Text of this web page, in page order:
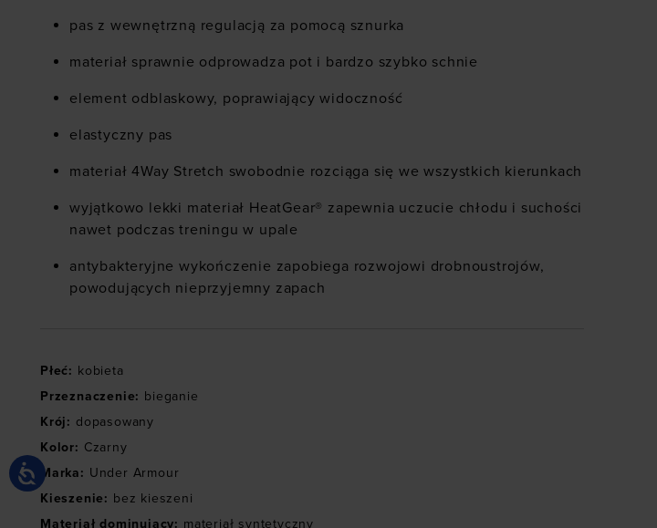
pas z wewnętrzną regulacją za pomocą sznurka
materiał sprawnie odprowadza pot i bardzo szybko schnie
element odblaskowy, poprawiający widoczność
elastyczny pas
materiał 4Way Stretch swobodnie rozciąga się we wszystkich kierunkach
wyjątkowo lekki materiał HeatGear® zapewnia uczucie chłodu i suchości
nawet podczas treningu w upale
antybakteryjne wykończenie zapobiega rozwojowi drobnoustrojów,
powodujących nieprzyjemny zapach
Płeć: kobieta
Przeznaczenie: bieganie
Krój: dopasowany
Kolor: Czarny
Marka: Under Armour
Kieszenie: bez kieszeni
Materiał dominujący: materiał syntetyczny